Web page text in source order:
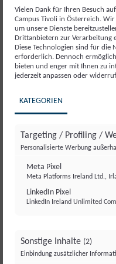
Bundeskanzler
Podcast-Format„Für
im Gespräch“.
Seit einem Jahr trägt
Verantwortung für
Entscheidungen,
Weichenstellungen für
Im Rahmen dieser
gemeinsam eine erste
umgesetzte
Reformvorhaben
politische
Österreich 2026
Vielen Dank für Ihren Besuch
Campus Tivoli in Österreich.
um unsere Dienste
Drittanbietern zur Verarbeitung
Diese Technologien sind für die
erforderlich. Dennoch
bieten und enger mit Ihnen zu
jederzeit anpassen oder
KATEGORIEN
Targeting / Profiling /
Personalisierte Werbung
Meta Pixel
Meta Platforms Ireland Ltd.,
LinkedIn Pixel
LinkedIn Ireland Unlimited
Sonstige Inhalte (2)
Einbindung zusätzlicher